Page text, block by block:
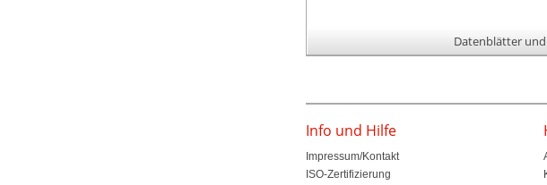
Datenblätter
Info und Hilfe
Impressum/Kontakt
ISO-Zertifizierung